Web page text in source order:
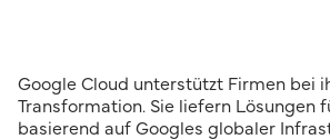
Google Cloud unterstützt Firmen bei
Transformation. Sie liefern Lösungen
basierend auf Googles globaler